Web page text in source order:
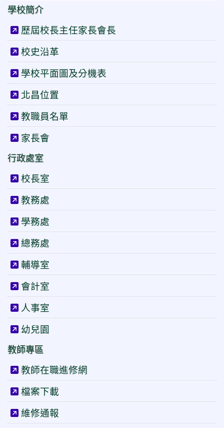
學校簡介
歷屆校長主任家長會長
校史沿革
學校平面圖及分機表
北昌位置
教職員名單
家長會
行政處室
校長室
教務處
學務處
總務處
輔導室
會計室
人事室
幼兒園
教師專區
教師在職進修網
檔案下載
維修通報